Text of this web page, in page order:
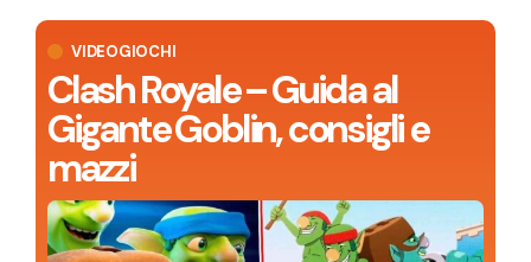
VIDEOGIOCHI
Clash Royale – Guida al
Gigante Goblin, consigli e
mazzi